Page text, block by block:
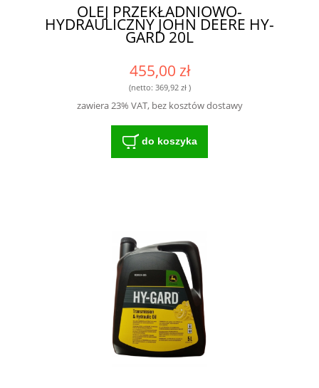
OLEJ PRZEKŁADNIOWO-
HYDRAULICZNY JOHN DEERE HY-
GARD 20L
455,00 zł
(netto: 369,92 zł)
zawiera 23% VAT, bez kosztów dostawy
do koszyka